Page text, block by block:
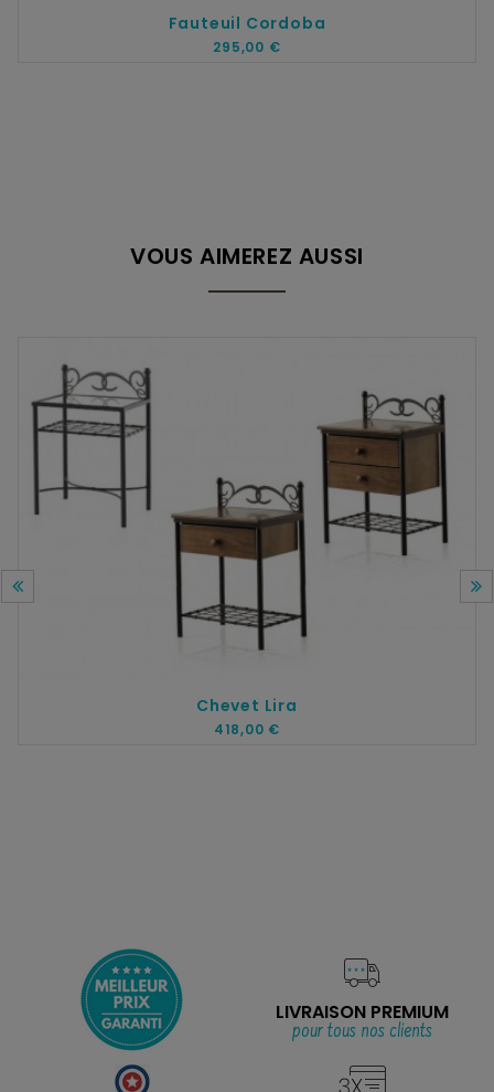
Fauteuil Cordoba
295,00 €
VOUS AIMEREZ AUSSI
Chevet Lira
418,00 €
LIVRAISON PREMIUM
pour tous nos clients